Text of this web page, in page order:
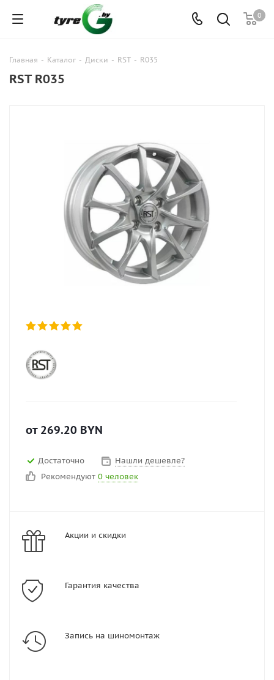
0
Главная - Каталог - Диски - RST - R035
RST R035
от 269.20 BYN
Достаточно
Нашли дешевле?
Рекомендуют 0 человек
Акции и скидки
Гарантия качества
Запись на шиномонтаж